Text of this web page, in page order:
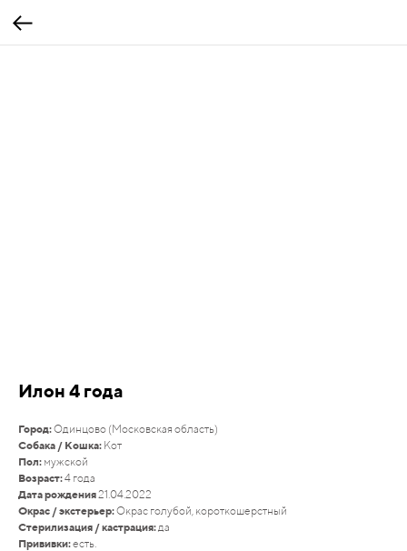
Илон 4 года
Город:Одинцово (Московская область)
Собака / Кошка: Кот
Пол: мужской
Возраст:4 года
Дата рождения21.04.2022
Окрас / экстерьер:Окрас голубой, короткошерстный
Стерилизация / кастрация:да
Прививки:есть.